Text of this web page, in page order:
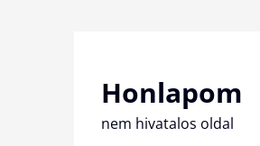
Honlapom
nem hivatalos oldal